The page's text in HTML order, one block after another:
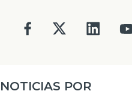
NOTICIAS POR